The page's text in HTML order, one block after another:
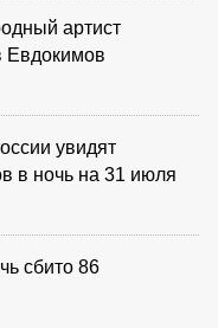
артист
Евдокимов
увидят
в ночь на 31 июля
сбито 86